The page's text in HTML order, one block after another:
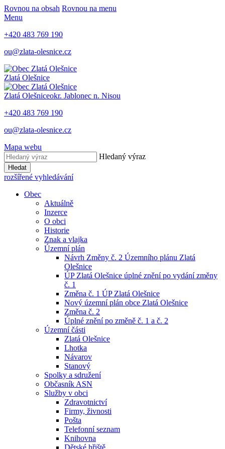
Rovnou na obsah Rovnou na menu
Menu
+420 483 769 190
ou@zlata-olesnice.cz
Zlatá Olešnice
Zlatá Olešniceokr. Jablonec n. Nisou
+420 483 769 190
ou@zlata-olesnice.cz
Mapa webu
Hledaný výraz
Hledat
rozšířené vyhledávání
Obec
Aktuálně
Inzerce
O obci
Historie
Znak a vlajka
Územní plán
Návrh Změny č. 2 Územního plánu Zlatá
Olešnice
ÚP Zlatá Olešnice úplné znění po vydání změny
č. 1
Změna č. 1 ÚP Zlatá Olešnice
Nový územní plán obce Zlatá Olešnice
Změna č. 2
Úplné znění po změně č. 1 a č. 2
Územní části
Zlatá Olešnice
Lhotka
Návarov
Stanový
Spolky a sdružení
Občasník ASN
Služby v obci
Zdravotnictví
Firmy, živnosti
Pošta
Telefonní seznam
Knihovna
Dětské hřiště